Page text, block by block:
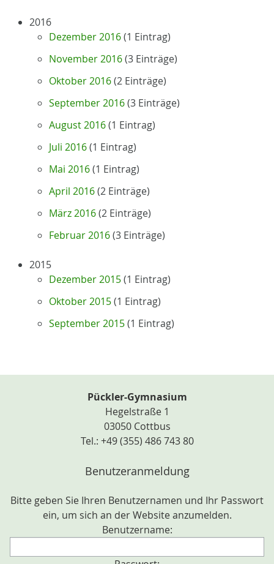
2016
Dezember 2016(1 Eintrag)
November 2016(3 Einträge)
Oktober 2016(2 Einträge)
September 2016(3 Einträge)
August 2016(1 Eintrag)
Juli 2016(1 Eintrag)
Mai 2016(1 Eintrag)
April 2016(2 Einträge)
März 2016(2 Einträge)
Februar 2016(3 Einträge)
2015
Dezember 2015(1 Eintrag)
Oktober 2015(1 Eintrag)
September 2015(1 Eintrag)
Pückler-Gymnasium
Hegelstraße 1
03050 Cottbus
Tel.: +49 (355) 486 743 80
Benutzeranmeldung
Bitte geben Sie Ihren Benutzernamen und Ihr Passwort
ein, um sich an der Website anzumelden.
Benutzername: